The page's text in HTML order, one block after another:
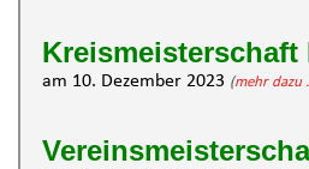
Kreismeisterschaft
am 10. Dezember 2023 (mehr dazu